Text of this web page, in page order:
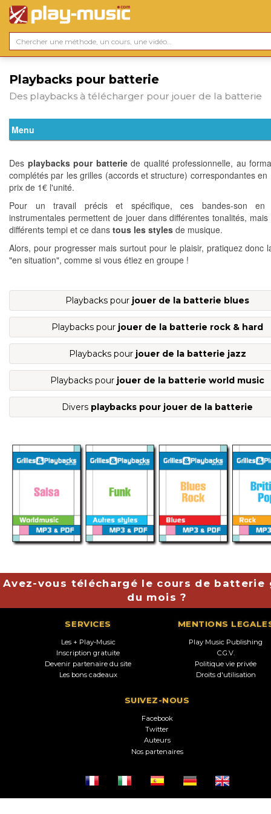
Playbacks pour batterie
Des playbacks à télécharger pour jouer de la batterie
Des playbacks pour batteriede qualité professionnelle, au
complétés par les grilles (accords et structure) correspondantes en
prix de 1€ l'unité.
Pour un travail précis et spécifique, ces bandes-son en
instrumentales permettent de jouer dans différentes tonalités,
différents tempi et ce dans tous les styles de musique.
Alors, pour progresser mais surtout pour le plaisir, pratiquez donc
"en situation", comme si vous étiez en groupe !
Playbacks pour jouer de la batterie blues
Playbacks pour jouer de la batterie rock & hard
Playbacks pour jouer de la batterie jazz
Playbacks pour jouer de la batterie world music
Divers playbacks pour jouer de la batterie
Avez-vous téléchargé le cours de batterie
du mois ?
SERVICES
Les + Play-Music
Inscription gratuite
Devenir partenaire du site
Les bons cadeaux
MENTIONS
Play Music Publishing
C.G.V.
Politique vie privée
Droits d'utilisation
SUIVEZ-NOUS
Facebook
Twitter
Auteurs
Nos partenaires